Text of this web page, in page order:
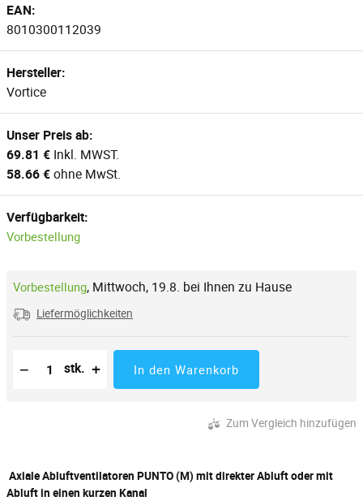
EAN:
8010300112039
Hersteller:
Vortice
Unser Preis ab:
69.81 € Inkl. MWST.
58.66 €ohne MwSt.
Verfügbarkeit:
Vorbestellung
Vorbestellung, Mittwoch, 19.8. bei Ihnen zu Hause
Liefermöglichkeiten
−
Reduzierung der Menge
Anzahl der Stücke
stk. + In den Warenkorb
Zum Vergleich hinzufügen
Axiale Abluftventilatoren PUNTO (M) mit direkter Abluft oder mit
Abluft in einen kurzen Kanal